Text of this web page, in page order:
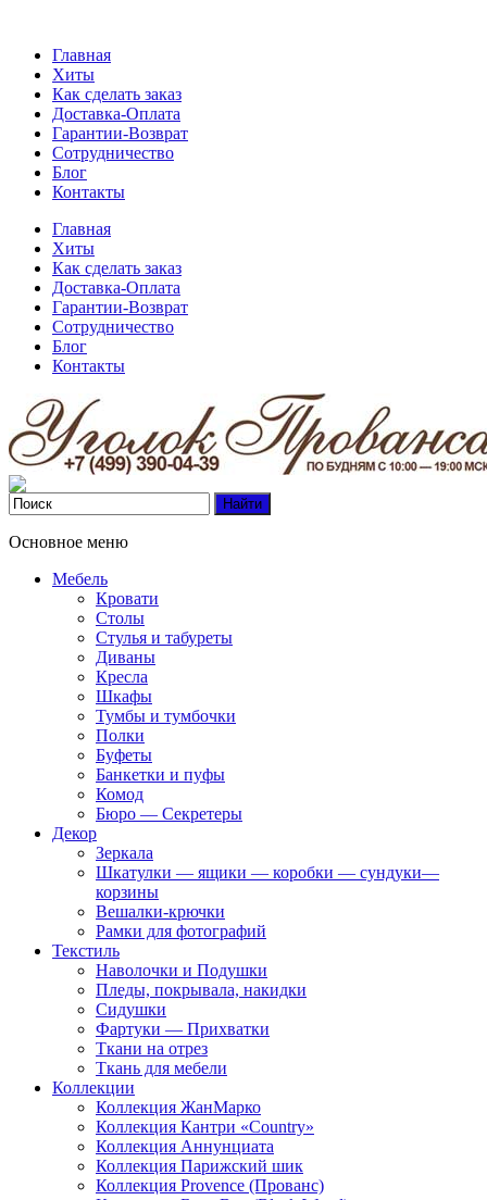
Главная
Хиты
Как сделать заказ
Доставка-Оплата
Гарантии-Возврат
Сотрудничество
Блог
Контакты
Главная
Хиты
Как сделать заказ
Доставка-Оплата
Гарантии-Возврат
Сотрудничество
Блог
Контакты
Основное меню
Мебель
Кровати
Столы
Стулья и табуреты
Диваны
Кресла
Шкафы
Тумбы и тумбочки
Полки
Буфеты
Банкетки и пуфы
Комод
Бюро — Секретеры
Декор
Зеркала
Шкатулки — ящики — коробки — сундуки—
корзины
Вешалки-крючки
Рамки для фотографий
Текстиль
Наволочки и Подушки
Пледы, покрывала, накидки
Сидушки
Фартуки — Прихватки
Ткани на отрез
Ткань для мебели
Коллекции
Коллекция ЖанМарко
Коллекция Кантри «Country»
Коллекция Аннунциата
Коллекция Парижский шик
Коллекция Provence (Прованс)